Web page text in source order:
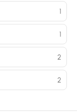
1
1
2
2